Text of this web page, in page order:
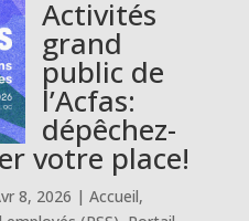
Activités
grand
public de
l’Acfas:
dépêchez-
votre place!
8, 2026 | Accueil,